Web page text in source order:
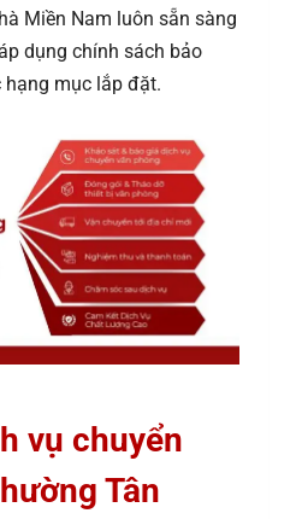
Miền Nam luôn sẵn sàng
dụng chính sách bảo
hạng mục lắp đặt.
vụ chuyển
Tân